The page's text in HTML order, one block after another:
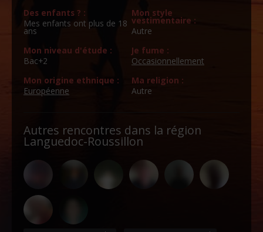
Des enfants ? :
Mes enfants ont plus de 18
ans
Mon style
vestimentaire :
Autre
Mon niveau d'étude :
Bac+2
Je fume :
Occasionnellement
Mon origine ethnique :
Européenne
Ma religion :
Autre
Autres rencontres dans la région
Languedoc-Roussillon